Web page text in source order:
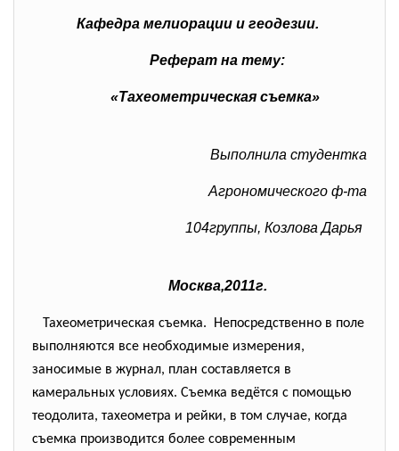
Кафедра мелиорации и геодезии.
Реферат на тему:
«Тахеометрическая съемка»
Выполнила студентка
Агрономического ф-та
104группы, Козлова Дарья
Москва,2011г.
Тахеометрическая съемка. Непосредственно в поле
выполняются все необходимые измерения,
заносимые в журнал, план составляется в
камеральных условиях. Съемка ведётся с помощью
теодолита, тахеометра и рейки, в том случае, когда
съемка производится более современным